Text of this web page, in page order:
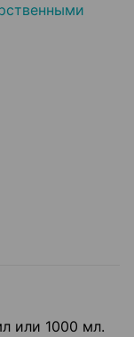
или 1000 мл.